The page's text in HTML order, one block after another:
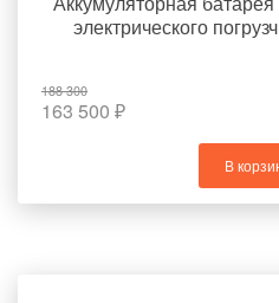
электрического
188 300
163 500 ₽
В